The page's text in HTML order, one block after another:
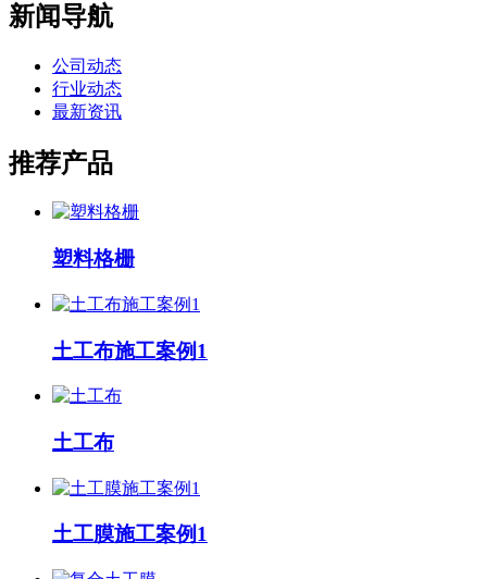
新闻导航
公司动态
行业动态
最新资讯
推荐产品
塑料格栅
土工布施工案例1
土工布
土工膜施工案例1